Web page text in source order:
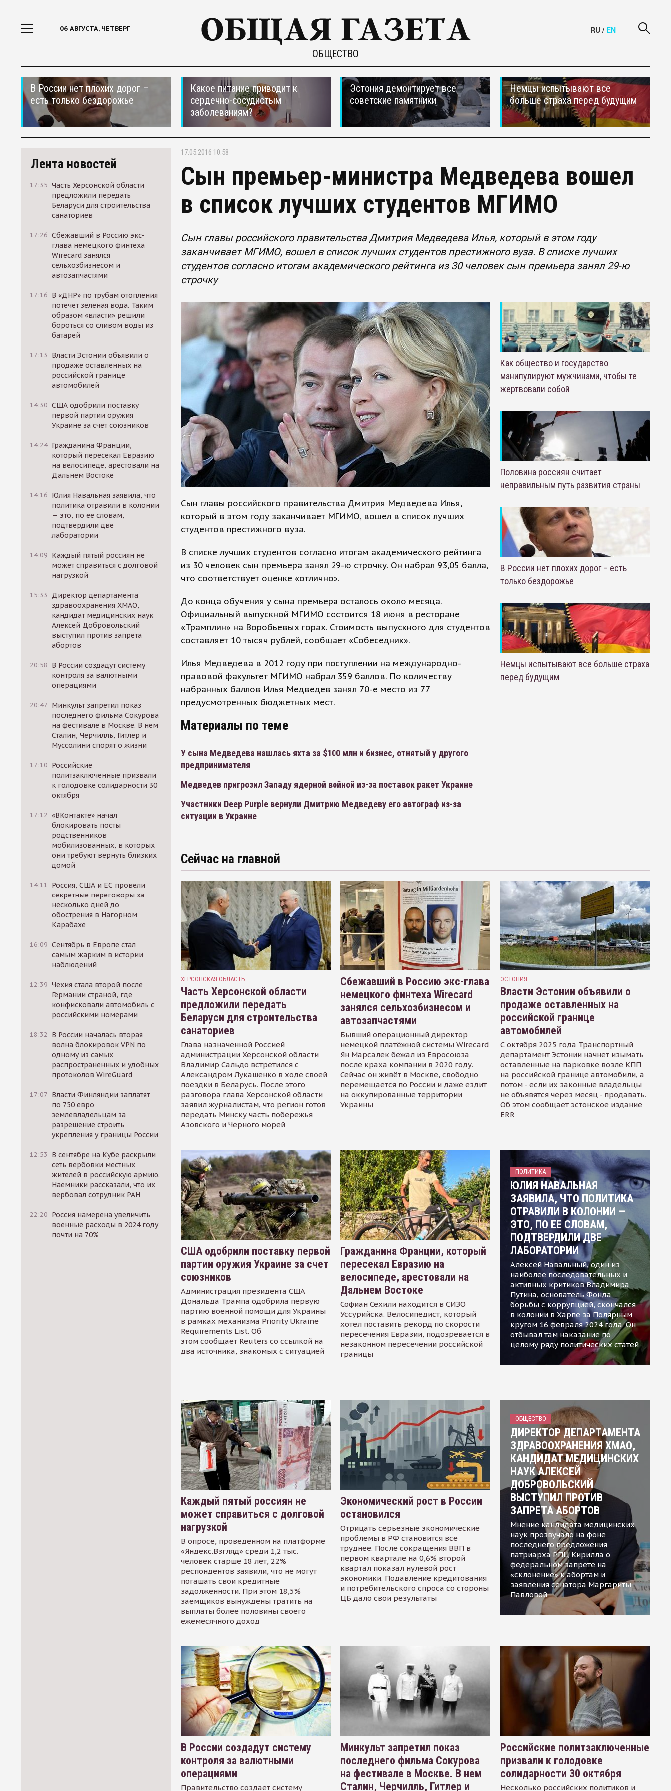
06 АВГУСТА, ЧЕТВЕРГ
ОБЩЕСТВО
RU / EN
В России нет плохих дорог –
есть только бездорожье
Какое питание приводит к
сердечно-сосудистым
заболеваниям?
Эстония демонтирует все
советские памятники
Немцы испытывают все
больше страха перед будущим
Лента новостей
17:35 Часть Херсонской области
предложили передать
Беларуси для строительства
санаториев
17:26 Сбежавший в Россию экс-
глава немецкого финтеха
Wirecard занялся
сельхозбизнесом и
автозапчастями
17:16 В «ДНР» по трубам отопления
потечет зеленая вода. Таким
образом «власти» решили
бороться со сливом воды из
батарей
17:13
Власти Эстонии объявили о
продаже оставленных на
российской границе
автомобилей
14:30 США одобрили поставку
первой партии оружия
Украине за счет союзников
14:24 Гражданина Франции,
который пересекал Евразию
на велосипеде, арестовали на
Дальнем Востоке
14:16 Юлия Навальная заявила, что
политика отравили в колонии
— это, по ее словам,
подтвердили две
лаборатории
14:09 Каждый пятый россиян не
может справиться с долговой
нагрузкой
15:33
Директор департамента
здравоохранения ХМАО,
кандидат медицинских наук
Алексей Добровольский
выступил против запрета
абортов
20:58
В России создадут систему
контроля за валютными
операциями
20:47 Минкульт запретил показ
последнего фильма Сокурова
на фестивале в Москве. В нем
Сталин, Черчилль, Гитлер и
Муссолини спорят о жизни
17:10 Российские
политзаключенные призвали
к голодовке солидарности 30
октября
17:12 «ВКонтакте» начал
блокировать посты
родственников
мобилизованных, в которых
они требуют вернуть близких
домой
14:11
Россия, США и ЕС провели
секретные переговоры за
несколько дней до
обострения в Нагорном
Карабахе
16:09 Сентябрь в Европе стал
самым жарким в истории
наблюдений
12:39 Чехия стала второй после
Германии страной, где
конфисковали автомобиль с
российскими номерами
18:32
В России началась вторая
волна блокировок VPN по
одному из самых
распространенных и удобных
протоколов WireGuard
17:07 Власти Финляндии заплатят
по 750 евро
землевладельцам за
разрешение строить
укрепления у границы России
12:53
В сентябре на Кубе раскрыли
сеть вербовки местных
жителей в российскую армию.
Наемники рассказали, что их
вербовал сотрудник РАН
22:20 Россия намерена увеличить
военные расходы в 2024 году
почти на 70%
17.05.2016 10:58
Сын премьер-министра Медведева вошел
в список лучших студентов МГИМО
Сын главы российского правительства Дмитрия Медведева Илья, который в этом году
заканчивает МГИМО, вошел в список лучших студентов престижного вуза. В списке лучших
студентов согласно итогам академического рейтинга из 30 человек сын премьера занял 29-ю
строчку
Сын главы российского правительства Дмитрия Медведева Илья,
который в этом году заканчивает МГИМО, вошел в список лучших
студентов престижного вуза.
В списке лучших студентов согласно итогам академического рейтинга
из 30 человек сын премьера занял 29-ю строчку. Он набрал 93,05 балла,
что соответствует оценке «отлично».
До конца обучения у сына премьера осталось около месяца.
Официальный выпускной МГИМО состоится 18 июня в ресторане
«Трамплин» на Воробьевых горах. Стоимость выпускного для студентов
составляет 10 тысяч рублей, сообщает «Собеседник».
Илья Медведева в 2012 году при поступлении на международно-
правовой факультет МГИМО набрал 359 баллов. По количеству
набранных баллов Илья Медведев занял 70-е место из 77
предусмотренных бюджетных мест.
Материалы по теме
У сына Медведева нашлась яхта за $100 млн и бизнес, отнятый у другого
предпринимателя
Медведев пригрозил Западу ядерной войной из-за поставок ракет Украине
Участники Deep Purple вернули Дмитрию Медведеву его автограф из-за
ситуации в Украине
Как общество и государство
манипулируют мужчинами, чтобы те
жертвовали собой
Половина россиян считает
неправильным путь развития страны
В России нет плохих дорог – есть
только бездорожье
Немцы испытывают все больше страха
перед будущим
Сейчас на главной
ХЕРСОНСКАЯ ОБЛАСТЬ
Часть Херсонской области
предложили передать
Беларуси для строительства
санаториев
Глава назначенной Россией
администрации Херсонской области
Владимир Сальдо встретился с
Александром Лукашенко в ходе своей
поездки в Беларусь. После этого
разговора глава Херсонской области
заявил журналистам, что регион готов
передать Минску часть побережья
Азовского и Черного морей
Сбежавший в Россию экс-глава
немецкого финтеха Wirecard
занялся сельхозбизнесом и
автозапчастями
Бывший операционный директор
немецкой платёжной системы Wirecard
Ян Марсалек бежал из Евросоюза
после краха компании в 2020 году.
Сейчас он живёт в Москве, свободно
перемещается по России и даже ездит
на оккупированные территории
Украины
ЭСТОНИЯ
Власти Эстонии объявили о
продаже оставленных на
российской границе
автомобилей
С октября 2025 года Транспортный
департамент Эстонии начнет изымать
оставленные на парковке возле КПП
на российской границе автомобили, а
потом - если их законные владельцы
не объявятся через месяц - продавать.
Об этом сообщает эстонское издание
ERR
США одобрили поставку первой
партии оружия Украине за счет
союзников
Администрация президента США
Дональда Трампа одобрила первую
партию военной помощи для Украины
в рамках механизма Priority Ukraine
Requirements List. Об
этом сообщает Reuters со ссылкой на
два источника, знакомых с ситуацией
Гражданина Франции, который
пересекал Евразию на
велосипеде, арестовали на
Дальнем Востоке
Софиан Сехили находится в СИЗО
Уссурийска. Велосипедист, который
хотел поставить рекорд по скорости
пересечения Евразии, подозревается в
незаконном пересечении российской
границы
ПОЛИТИКА
ЮЛИЯ НАВАЛЬНАЯ
ЗАЯВИЛА, ЧТО ПОЛИТИКА
ОТРАВИЛИ В КОЛОНИИ —
ЭТО, ПО ЕЕ СЛОВАМ,
ПОДТВЕРДИЛИ ДВЕ
ЛАБОРАТОРИИ
Алексей Навальный, один из
наиболее последовательных и
активных критиков Владимира
Путина, основатель Фонда
борьбы с коррупцией, скончался
в колонии в Харпе за Полярным
кругом 16 февраля 2024 года. Он
отбывал там наказание по
целому ряду политических статей
Каждый пятый россиян не
может справиться с долговой
нагрузкой
В опросе, проведенном на платформе
«Яндекс.Взгляд» среди 1,2 тыс.
человек старше 18 лет, 22%
респондентов заявили, что не могут
погашать свои кредитные
задолженности. При этом 18,5%
заемщиков вынуждены тратить на
выплаты более половины своего
ежемесячного доход
Экономический рост в России
остановился
Отрицать серьезные экономические
проблемы в РФ становится все
труднее. После сокращения ВВП в
первом квартале на 0,6% второй
квартал показал нулевой рост
экономики. Подавление кредитования
и потребительского спроса со стороны
ЦБ дало свои результаты
ОБЩЕСТВО
ДИРЕКТОР ДЕПАРТАМЕНТА
ЗДРАВООХРАНЕНИЯ ХМАО,
КАНДИДАТ МЕДИЦИНСКИХ
НАУК АЛЕКСЕЙ
ДОБРОВОЛЬСКИЙ
ВЫСТУПИЛ ПРОТИВ
ЗАПРЕТА АБОРТОВ
Мнение кандидата медицинских
наук прозвучало на фоне
последнего предложения
патриарха РПЦ Кирилла о
федеральном запрете на
«склонение» к абортам и
заявления сенатора Маргариты
Павловой
В России создадут систему
контроля за валютными
операциями
Правительство создает систему
Минкульт запретил показ
последнего фильма Сокурова
на фестивале в Москве. В нем
Сталин, Черчилль, Гитлер и
Российские политзаключенные
призвали к голодовке
солидарности 30 октября
Несколько российских политиков и